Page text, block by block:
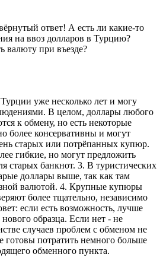
ответ! А есть ли какие-то
на ввоз долларов в Турцию?
валюту при въезде?
уже несколько лет и могу
В целом, доллары любого
к обмену, но есть некоторые
более консервативны и могут
старых или потрёпанных купюр.
гибкие, но могут предложить
старых банкнот. 3. В туристических
доллары выше, так как там
валютой. 4. Крупные купюры
более тщательно, независимо
если есть возможность, лучше
образца. Если нет - не
случаев проблем с обменом не
готовы потратить немного больше
обменного пункта.